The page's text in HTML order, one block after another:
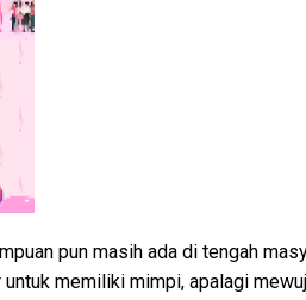
pun masih ada di tengah
memiliki mimpi, apalagi